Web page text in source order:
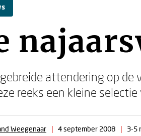
attendering op
reeks een kleine
Weegenaar | 4 september 2008 | 3-5